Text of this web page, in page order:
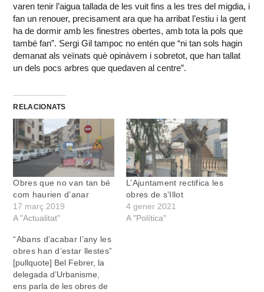
varen tenir l’aigua tallada de les vuit fins a les tres del migdia, i
fan un renouer, precisament ara que ha arribat l’estiu i la gent
ha de dormir amb les finestres obertes, amb tota la pols que
també fan”. Sergi Gil tampoc no entén que “ni tan sols hagin
demanat als veïnats què opinàvem i sobretot, que han tallat
un dels pocs arbres que quedaven al centre”.
RELACIONATS
Obres que no van tan bé
com haurien d’anar
17 març 2019
A "Actualitat"
L’Ajuntament rectifica les
obres de s’Illot
4 gener 2021
A "Política"
“Abans d’acabar l’any les
obres han d’estar llestes”
[pullquote] Bel Febrer, la
delegada d’Urbanisme,
ens parla de les obres de